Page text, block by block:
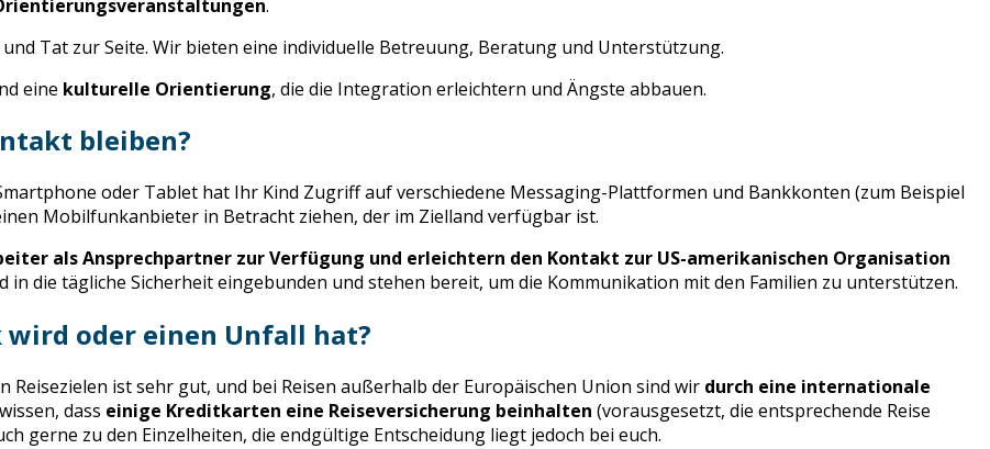
.
Tat zur Seite. Wir bieten eine individuelle Betreuung, Beratung und Unterstützung.
eine kulturelle Orientierung, die die Integration erleichtern und Ängste abbauen.
bleiben?
oder Tablet hat Ihr Kind Zugriff auf verschiedene Messaging-Plattformen und Bankkonten (zum Beispiel
Mobilfunkanbieter in Betracht ziehen, der im Zielland verfügbar ist.
als Ansprechpartner zur Verfügung und erleichtern den Kontakt zur US-amerikanischen Organisation
in die tägliche Sicherheit eingebunden und stehen bereit, um die Kommunikation mit den Familien zu unterstützen.
oder einen Unfall hat?
ist sehr gut, und bei Reisen außerhalb der Europäischen Union sind wir durch eine internationale
dass einige Kreditkarten eine Reiseversicherung beinhalten (vorausgesetzt, die entsprechende Reise
gerne zu den Einzelheiten, die endgültige Entscheidung liegt jedoch bei euch.